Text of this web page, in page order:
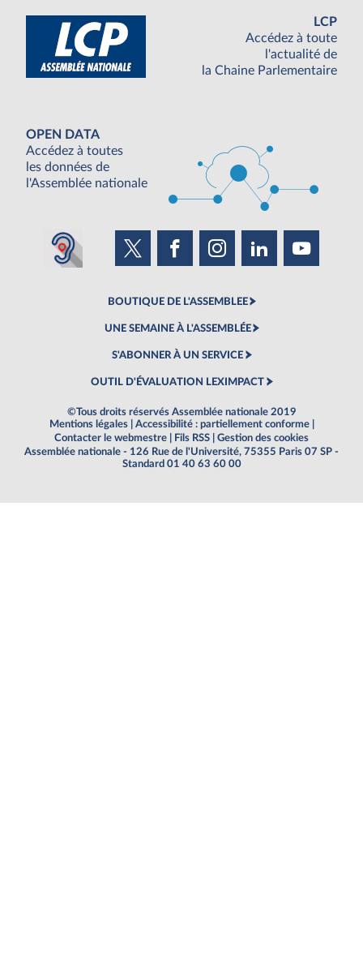
LCP
Accédez à toute
l'actualité de
la Chaine Parlementaire
OPEN DATA
Accédez à toutes
les données de
l'Assemblée nationale
BOUTIQUE DE L'ASSEMBLEE
UNE SEMAINE À L'ASSEMBLÉE
S'ABONNER À UN SERVICE
OUTIL D'ÉVALUATION LEXIMPACT
©Tous droits réservés Assemblée nationale 2019
Mentions légales
Accessibilité : partiellement conforme
Contacter le webmestre
Fils RSS
Gestion des cookies
Assemblée nationale - 126 Rue de l'Université, 75355 Paris 07 SP -
Standard 01 40 63 60 00